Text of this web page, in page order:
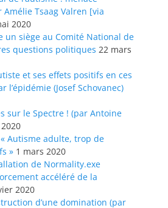
Amélie Tsaag Valren [via
2020
un siège au Comité National de
questions politiques 22 mars
et ses effets positifs en ces
l’épidémie (Josef Schovanec)
sur le Spectre ! (par Antoine
« Autisme adulte, trop de
» 1 mars 2020
de Normality.exe
accéléré de la
2020
d’une domination (par